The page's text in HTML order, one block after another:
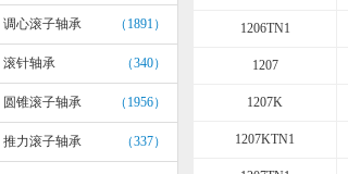
调心滚子轴承 （1891）
滚针轴承 （340）
圆锥滚子轴承 （1956）
推力滚子轴承 （337）
1206TN1
1207
1207K
1207KTN1